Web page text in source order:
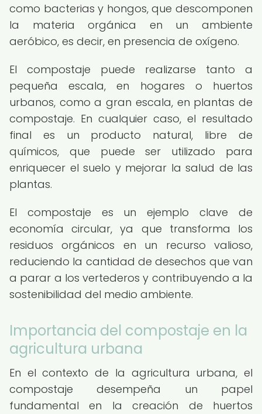
como bacterias y hongos, que descomponen
la materia orgánica en un ambiente
aeróbico, es decir, en presencia de oxígeno.
El compostaje puede realizarse tanto a
pequeña escala, en hogares o huertos
urbanos, como a gran escala, en plantas de
compostaje. En cualquier caso, el resultado
final es un producto natural, libre de
químicos, que puede ser utilizado para
enriquecer el suelo y mejorar la salud de las
plantas.
El compostaje es un ejemplo clave de
economía circular, ya que transforma los
residuos orgánicos en un recurso valioso,
reduciendo la cantidad de desechos que van
a parar a los vertederos y contribuyendo a la
sostenibilidad del medio ambiente.
Importancia del compostaje en la
agricultura urbana
En el contexto de la agricultura urbana, el
compostaje desempeña un papel
fundamental en la creación de huertos